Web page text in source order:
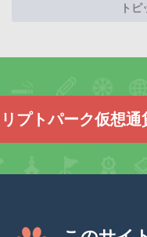
ト
プトパーク仮想通